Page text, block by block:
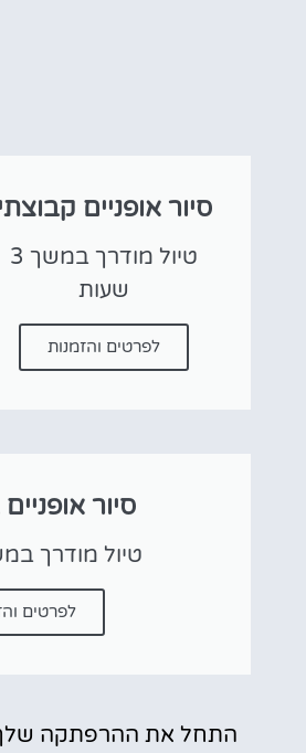
סיור אופניים קבוצתי
טיול מודרך במשך 3
שעות
לפרטים והזמנות
סיור
טיול מודרך
לפרטים
התחל את ההרפתקה שלך